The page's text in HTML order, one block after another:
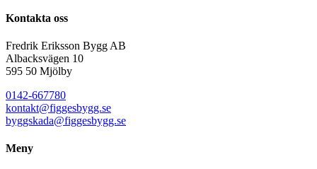
Kontakta oss
Fredrik Eriksson Bygg AB
Albacksvägen 10
595 50 Mjölby​
0142-667780
kontakt@figgesbygg.se
byggskada@figgesbygg.se
Meny